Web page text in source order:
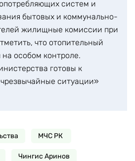
систем и
бытовых и коммунально-
жилищные комиссии при
что отопительный
особом контроле.
готовы к
ситуации»
МЧС РК
Чингис Аринов